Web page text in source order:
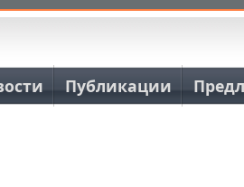
Публикации